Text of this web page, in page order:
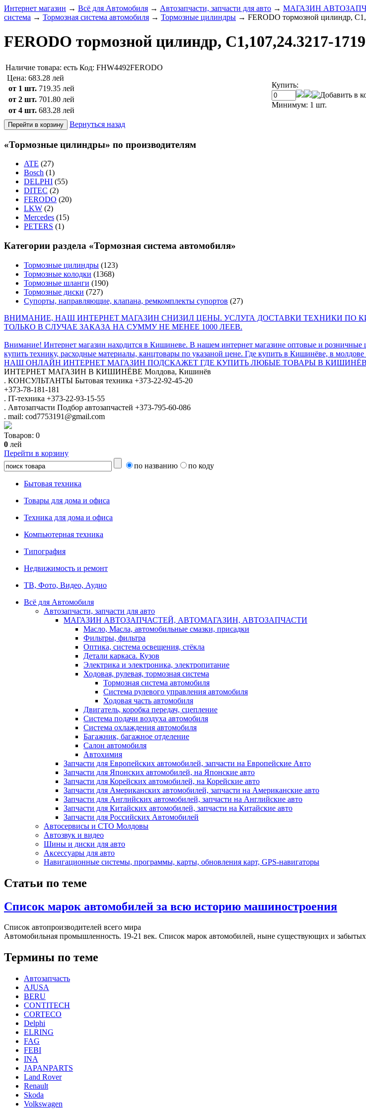
Интернет магазин → Всё для Автомобиля → Автозапчасти, запчасти для авто → МАГАЗИН
система → Тормозная система автомобиля → Тормозные цилиндры → FERODO тормозной цилиндр,
FERODO тормозной цилиндр, C1,107,24.3217-
Наличие товара: есть Код: FHW4492FERODO
Цена: 683.28 лей
от 1 шт. 719.35 лей
от 2 шт. 701.80 лей
от 4 шт. 683.28 лей
Купить:
Минимум: 1 шт.
Вернуться назад
«Тормозные цилиндры» по производителям
ATE (27)
Bosch (1)
DELPHI (55)
DITEC (2)
FERODO (20)
LKW (2)
Mercedes (15)
PETERS (1)
Категории раздела «Тормозная система автомобиля»
Тормозные цилиндры (123)
Тормозные колодки (1368)
Тормозные шланги (190)
Тормозные диски (727)
Супорты, направляющие, клапана, ремкомплекты супортов (27)
ВНИМАНИЕ, НАШ ИНТЕРНЕТ МАГАЗИН СНИЗИЛ ЦЕНЫ. УСЛУГА ДОСТАВКИ ТЕХНИКИ ПО
ТОЛЬКО В СЛУЧАЕ ЗАКАЗА НА СУММУ НЕ МЕНЕЕ 1000 ЛЕЕВ.
Внимание! Интернет магазин находится в Кишиневе. В нашем интернет магазине оптовые и
купить технику, расходные материалы, канцтовары по указаной цене. Где купить в Кишинёве, в
НАШ ОНЛАЙН ИНТЕРНЕТ МАГАЗИН ПОДСКАЖЕТ ГДЕ КУПИТЬ ЛЮБЫЕ ТОВАРЫ В КИШИНЁВЕ, В
ИНТЕРНЕТ МАГАЗИН В КИШИНЁВЕ Молдова, Кишинёв
. КОНСУЛЬТАНТЫ Бытовая техника +373-22-92-45-20
+373-78-181-181
. IT-техника +373-22-93-15-55
. Автозапчасти Подбор автозапчастей +373-795-60-086
. mail: cod7753191@gmail.com
Товаров: 0
0 лей
Перейти в корзину
по названию
по коду
Бытовая техника
Товары для дома и офиса
Техника для дома и офиса
Компьютерная техника
Типография
Недвижимость и ремонт
ТВ, Фото, Видео, Аудио
Всё для Автомобиля
Автозапчасти, запчасти для авто
МАГАЗИН АВТОЗАПЧАСТЕЙ, АВТОМАГАЗИН, АВТОЗАПЧАСТИ
Масло, Масла, автомобильные смазки, присадки
Фильтры, фильтра
Оптика, система освещения, стёкла
Детали каркаса. Кузов
Электрика и электроника, электропитание
Ходовая, рулевая, тормозная система
Тормозная система автомобиля
Система рулевого управления автомобиля
Ходовая часть автомобиля
Двигатель, коробка передач, сцепление
Система подачи воздуха автомобиля
Система охлаждения автомобиля
Багажник, багажное отделение
Салон автомобиля
Автохимия
Запчасти для Европейских автомобилей, запчасти на Европейские Авто
Запчасти для Японских автомобилей, на Японские авто
Запчасти для Корейских автомобилей, на Корейские авто
Запчасти для Американских автомобилей, запчасти на Американские авто
Запчасти для Английских автомобилей, запчасти на Английские авто
Запчасти для Китайских автомобилей, запчасти на Китайские авто
Запчасти для Российских Автомобилей
Автосервисы и СТО Молдовы
Автозвук и видео
Шины и диски для авто
Аксесcуары для авто
Навигационные системы, программы, карты, обновления карт, GPS-навигаторы
Статьи по теме
Список марок автомобилей за всю историю машиностроения
Список автопроизводителей всего мира
Автомобильная промышленность. 19-21 век. Список марок автомобилей, ныне существующих и
Термины по теме
Автозапчасть
AJUSA
BERU
CONTITECH
CORTECO
Delphi
ELRING
FAG
FEBI
INA
JAPANPARTS
Land Rover
Renault
Skoda
Volkswagen